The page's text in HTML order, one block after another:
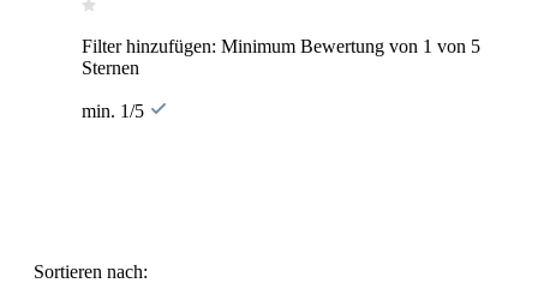
Filter hinzufügen: Minimum Bewertung von 1 von 5
Sternen
min. 1/5
Sortieren nach: